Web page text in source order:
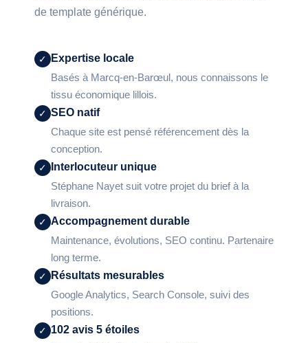
de template générique.
✓
Expertise locale
Basés à Marcq-en-Barœul, nous connaissons le
tissu économique lillois.
✓ SEO natif
Chaque site est pensé référencement dès la
conception.
✓
Interlocuteur unique
Stéphane Nayet suit votre projet du brief à la
livraison.
✓ Accompagnement durable
Maintenance, évolutions, SEO continu. Partenaire
long terme.
✓
Résultats mesurables
Google Analytics, Search Console, suivi des
positions.
✓ 102 avis 5 étoiles